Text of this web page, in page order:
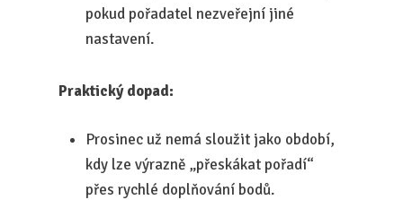
pokud pořadatel nezveřejní jiné
nastavení.
Praktický dopad:
Prosinec už nemá sloužit jako období,
kdy lze výrazně „přeskákat pořadí“
přes rychlé doplňování bodů.